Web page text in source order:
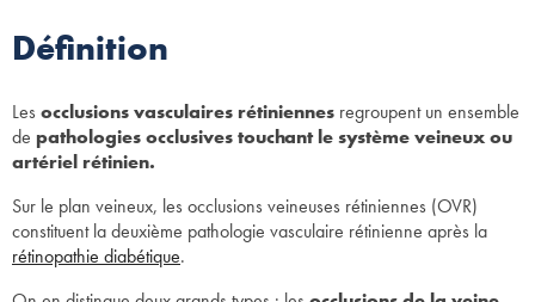
Définition
Les occlusions vasculaires rétiniennes regroupent un ensemble
de pathologies occlusives touchant le système veineux ou
artérielrétinien.
Sur le plan veineux, les occlusions veineuses rétiniennes (OVR)
constituent la deuxième pathologie vasculaire rétinienne après la
rétinopathie diabétique.